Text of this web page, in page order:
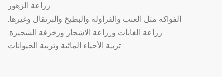
زراعة الزهور
الفواكه مثل العنب والفراولة والبطيخ والبرتقال وغيرها.
زراعة الغابات وزراعة الاشجار وزخرفة الشجيرة.
تربية الأحياء المائية وتربية الحيوانات